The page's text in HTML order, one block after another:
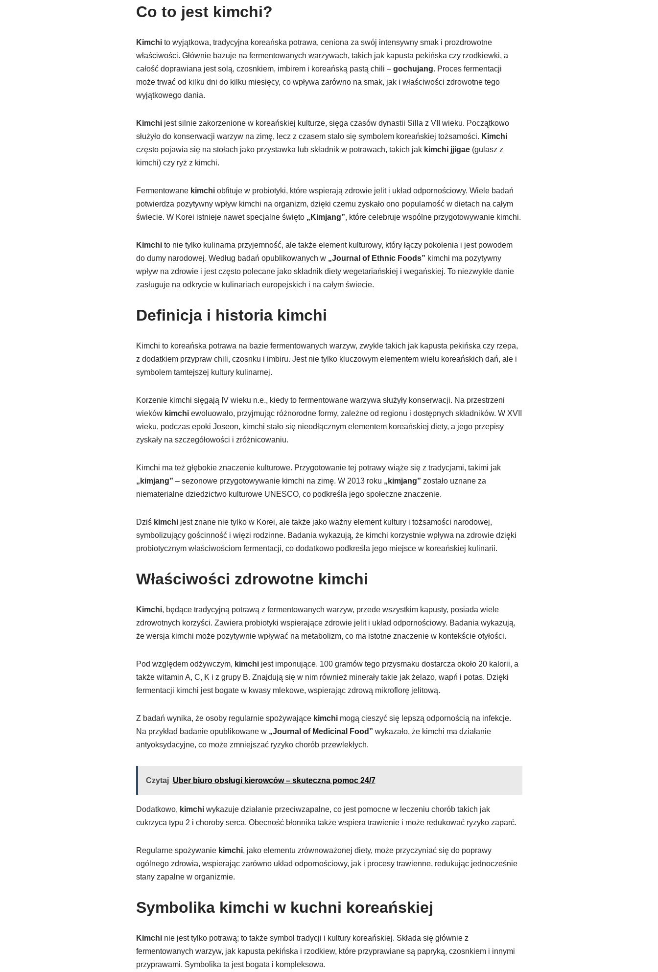
Co to jest kimchi?
Kimchito wyjątkowa, tradycyjna koreańska potrawa, ceniona za swój intensywny smak i prozdrowotne
właściwości. Głównie bazuje na fermentowanych warzywach, takich jak kapusta pekińska czy rzodkiewki, a
całość doprawiana jest solą, czosnkiem, imbirem i koreańską pastą chili – gochujang. Proces fermentacji
może trwać od kilku dni do kilku miesięcy, co wpływa zarówno na smak, jak i właściwości zdrowotne tego
wyjątkowego dania.
Kimchijest silnie zakorzenione w koreańskiej kulturze, sięga czasów dynastii Silla z VII wieku. Początkowo
służyło do konserwacji warzyw na zimę, lecz z czasem stało się symbolem koreańskiej tożsamości. Kimchi
często pojawia się na stołach jako przystawka lub składnik w potrawach, takich jak kimchi jjigae(gulasz z
kimchi) czy ryż z kimchi.
Fermentowane kimchiobfituje w probiotyki, które wspierają zdrowie jelit i układ odpornościowy. Wiele badań
potwierdza pozytywny wpływ kimchi na organizm, dzięki czemu zyskało ono popularność w dietach na całym
świecie. W Korei istnieje nawet specjalne święto „Kimjang”, które celebruje wspólne przygotowywanie kimchi.
Kimchito nie tylko kulinarna przyjemność, ale także element kulturowy, który łączy pokolenia i jest powodem
do dumy narodowej. Według badań opublikowanych w „Journal of Ethnic Foods” kimchi ma pozytywny
wpływ na zdrowie i jest często polecane jako składnik diety wegetariańskiej i wegańskiej. To niezwykłe danie
zasługuje na odkrycie w kulinariach europejskich i na całym świecie.
Definicja i historia kimchi
Kimchi to koreańska potrawa na bazie fermentowanych warzyw, zwykle takich jak kapusta pekińska czy rzepa,
z dodatkiem przypraw chili, czosnku i imbiru. Jest nie tylko kluczowym elementem wielu koreańskich dań, ale i
symbolem tamtejszej kultury kulinarnej.
Korzenie kimchi sięgają IV wieku n.e., kiedy to fermentowane warzywa służyły konserwacji. Na przestrzeni
wieków kimchiewoluowało, przyjmując różnorodne formy, zależne od regionu i dostępnych składników. W XVII
wieku, podczas epoki Joseon, kimchi stało się nieodłącznym elementem koreańskiej diety, a jego przepisy
zyskały na szczegółowości i zróżnicowaniu.
Kimchi ma też głębokie znaczenie kulturowe. Przygotowanie tej potrawy wiąże się z tradycjami, takimi jak
„kimjang” – sezonowe przygotowywanie kimchi na zimę. W 2013 roku „kimjang” zostało uznane za
niematerialne dziedzictwo kulturowe UNESCO, co podkreśla jego społeczne znaczenie.
Dziś kimchijest znane nie tylko w Korei, ale także jako ważny element kultury i tożsamości narodowej,
symbolizujący gościnność i więzi rodzinne. Badania wykazują, że kimchi korzystnie wpływa na zdrowie dzięki
probiotycznym właściwościom fermentacji, co dodatkowo podkreśla jego miejsce w koreańskiej kulinarii.
Właściwości zdrowotne kimchi
Kimchi, będące tradycyjną potrawą z fermentowanych warzyw, przede wszystkim kapusty, posiada wiele
zdrowotnych korzyści. Zawiera probiotyki wspierające zdrowie jelit i układ odpornościowy. Badania wykazują,
że wersja kimchi może pozytywnie wpływać na metabolizm, co ma istotne znaczenie w kontekście otyłości.
Pod względem odżywczym, kimchijest imponujące. 100 gramów tego przysmaku dostarcza około 20 kalorii, a
także witamin A, C, K i z grupy B. Znajdują się w nim również minerały takie jak żelazo, wapń i potas. Dzięki
fermentacji kimchi jest bogate w kwasy mlekowe, wspierając zdrową mikroflorę jelitową.
Z badań wynika, że osoby regularnie spożywające kimchimogą cieszyć się lepszą odpornością na infekcje.
Na przykład badanie opublikowane w „Journal of Medicinal Food” wykazało, że kimchi ma działanie
antyoksydacyjne, co może zmniejszać ryzyko chorób przewlekłych.
Czytaj Uber biuro obsługi kierowców – skuteczna pomoc 24/7
Dodatkowo, kimchiwykazuje działanie przeciwzapalne, co jest pomocne w leczeniu chorób takich jak
cukrzyca typu 2 i choroby serca. Obecność błonnika także wspiera trawienie i może redukować ryzyko zaparć.
Regularne spożywanie kimchi, jako elementu zrównoważonej diety, może przyczyniać się do poprawy
ogólnego zdrowia, wspierając zarówno układ odpornościowy, jak i procesy trawienne, redukując jednocześnie
stany zapalne w organizmie.
Symbolika kimchi w kuchni koreańskiej
Kimchinie jest tylko potrawą; to także symbol tradycji i kultury koreańskiej. Składa się głównie z
fermentowanych warzyw, jak kapusta pekińska i rzodkiew, które przyprawiane są papryką, czosnkiem i innymi
przyprawami. Symbolika ta jest bogata i kompleksowa.